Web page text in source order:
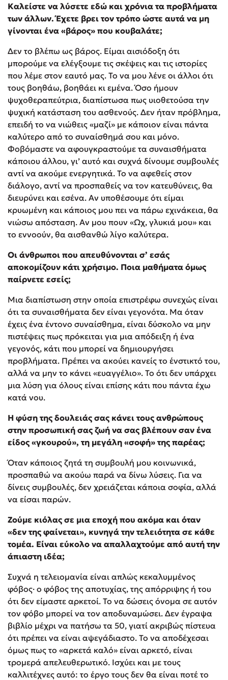
Καλείστε να λύσετε εδώ και χρόνια τα προβλήματα
των άλλων. Έχετε βρει τον τρόπο ώστε αυτά να μη
γίνονται ένα «βάρος» που κουβαλάτε;
Δεν το βλέπω ως βάρος. Είμαι αισιόδοξη ότι
μπορούμε να ελέγξουμε τις σκέψεις και τις ιστορίες
που λέμε στον εαυτό μας. Το να μου λένε οι άλλοι ότι
τους βοηθάω, βοηθάει κι εμένα. Όσο ήμουν
ψυχοθεραπεύτρια, διαπίστωσα πως υιοθετούσα την
ψυχική κατάσταση του ασθενούς. Δεν ήταν πρόβλημα,
επειδή το να νιώθεις «μαζί» με κάποιον είναι πάντα
καλύτερο από το συναίσθημά σου και μόνο.
Φοβόμαστε να αφουγκραστούμε τα συναισθήματα
κάποιου άλλου, γι’ αυτό και συχνά δίνουμε συμβουλές
αντί να ακούμε ενεργητικά. Το να αφεθείς στον
διάλογο, αντί να προσπαθείς να τον κατευθύνεις, θα
διευρύνει και εσένα. Αν υποθέσουμε ότι είμαι
κρυωμένη και κάποιος μου πει να πάρω εχινάκεια, θα
νιώσω απόσταση. Αν μου πουν «Ωχ, γλυκιά μου» και
το εννοούν, θα αισθανθώ λίγο καλύτερα.
Οι άνθρωποι που απευθύνονται σ’ εσάς
αποκομίζουν κάτι χρήσιμο. Ποια μαθήματα όμως
παίρνετε εσείς;
Μια διαπίστωση στην οποία επιστρέφω συνεχώς είναι
ότι τα συναισθήματα δεν είναι γεγονότα. Μα όταν
έχεις ένα έντονο συναίσθημα, είναι δύσκολο να μην
πιστέψεις πως πρόκειται για μια απόδειξη ή ένα
γεγονός, κάτι που μπορεί να δημιουργήσει
προβλήματα. Πρέπει να ακούει κανείς το ένστικτό του,
αλλά να μην το κάνει «ευαγγέλιο». Το ότι δεν υπάρχει
μια λύση για όλους είναι επίσης κάτι που πάντα έχω
κατά νου.
Η φύση της δουλειάς σας κάνει τους ανθρώπους
στην προσωπική σας ζωή να σας βλέπουν σαν ένα
είδος «γκουρού», τη μεγάλη «σοφή» της παρέας;
Όταν κάποιος ζητά τη συμβουλή μου κοινωνικά,
προσπαθώ να ακούω παρά να δίνω λύσεις. Για να
δίνεις συμβουλές, δεν χρειάζεται κάποια σοφία, αλλά
να είσαι παρών.
Ζούμε κιόλας σε μια εποχή που ακόμα και όταν
«δεν της φαίνεται», κυνηγά την τελειότητα σε κάθε
τομέα. Είναι εύκολο να απαλλαχτούμε από αυτή την
άπιαστη ιδέα;
Συχνά η τελειομανία είναι απλώς κεκαλυμμένος
φόβος· ο φόβος της αποτυχίας, της απόρριψης ή του
ότι δεν είμαστε αρκετοί. Το να δώσεις όνομα σε αυτόν
τον φόβο μπορεί να τον αποδυναμώσει. Δεν έγραψα
βιβλίο μέχρι να πατήσω τα 50, γιατί ακριβώς πίστευα
ότι πρέπει να είναι αψεγάδιαστο. Το να αποδέχεσαι
όμως πως το «αρκετά καλό» είναι αρκετό, είναι
τρομερά απελευθερωτικό. Ισχύει και με τους
καλλιτέχνες αυτό: το έργο τους δεν θα είναι ποτέ το